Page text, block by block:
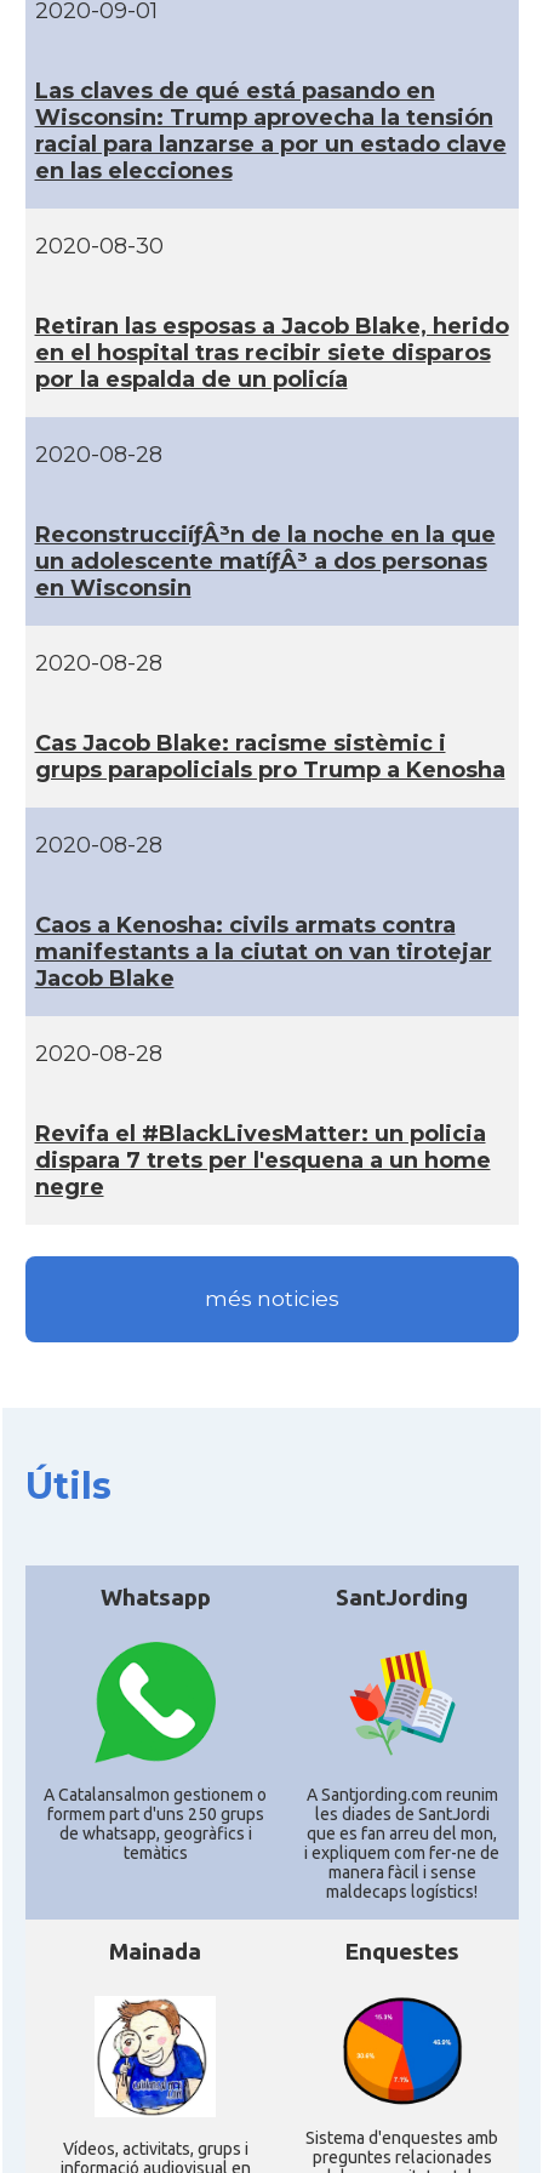
CAMON Catalans a NEW MEXICO
CAMON Catalans a New Orleans
CAMON
CAMON Catalans a OKLAHOMA
CAMON Catalans a ORLANDO
CAMON
CAMON Catalans a PHOENIX
CAMON Catalans a RENO
CAMON
CAMON
CAMON
CAMON
Catalans a Silicon Valley (San Jose),
CAMON Catalans a TAMPA
CAMON
CAMON Catalans a WISCONSIN
CAMON
Casal
American Institute for Catalan
Studies (AICS)
Casal Casal Català del Nord de Califòrnia
Casal
Casal dels Països Catalans a
Califòrnia
Casal Catalan Institute of America
2020-09-01
Las claves de qué está pasando en
Wisconsin: Trump aprovecha la tensión
racial para lanzarse a por un estado clave
en las elecciones
2020-08-30
Retiran las esposas a Jacob Blake, herido
en el hospital tras recibir siete disparos
por la espalda de un policí­a
2020-08-28
ReconstrucciíƒÂ³n de la noche en la que
un adolescente matíƒÂ³ a dos personas
en Wisconsin
2020-08-28
Cas Jacob Blake: racisme sistèmic i
grups parapolicials pro Trump a Kenosha
2020-08-28
Caos a Kenosha: civils armats contra
manifestants a la ciutat on van tirotejar
Jacob Blake
2020-08-28
Revifa el #BlackLivesMatter: un policia
dispara 7 trets per l'esquena a un home
negre
més noticies
Útils
Whatsapp
A Catalansalmon gestionem o
formem part d'uns 250 grups
de whatsapp, geogràfics i
temàtics
SantJording
A Santjording.com reunim
les diades de SantJordi
que es fan arreu del mon,
i expliquem com fer-ne de
manera fàcil i sense
maldecaps logí­stics!
Mainada
Ví­deos, activitats, grups i
informació audiovisual en
Enquestes
Sistema d'enquestes amb
preguntes relacionades